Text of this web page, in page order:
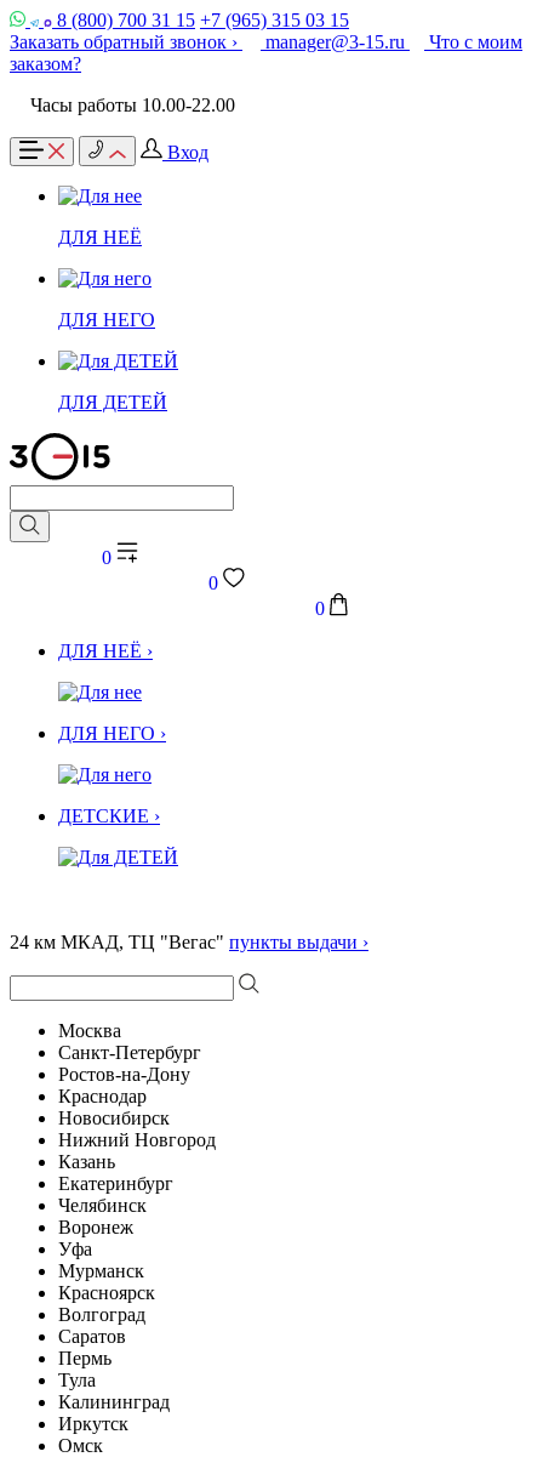
8 (800) 700 31 15 +7 (965) 315 03 15
Заказать обратный звонок ›
manager@3-15.ru
Что с моим
заказом?
Часы работы 10.00-22.00
Вход
ДЛЯ НЕЁ
ДЛЯ НЕГО
ДЛЯ ДЕТЕЙ
0
0
0
ДЛЯ НЕЁ ›
ДЛЯ НЕГО ›
ДЕТСКИЕ ›
24 км МКАД, ТЦ "Вегас" пункты выдачи ›
Москва
Санкт-Петербург
Ростов-на-Дону
Краснодар
Новосибирск
Нижний Новгород
Казань
Екатеринбург
Челябинск
Воронеж
Уфа
Мурманск
Красноярск
Волгоград
Саратов
Пермь
Тула
Калининград
Иркутск
Омск